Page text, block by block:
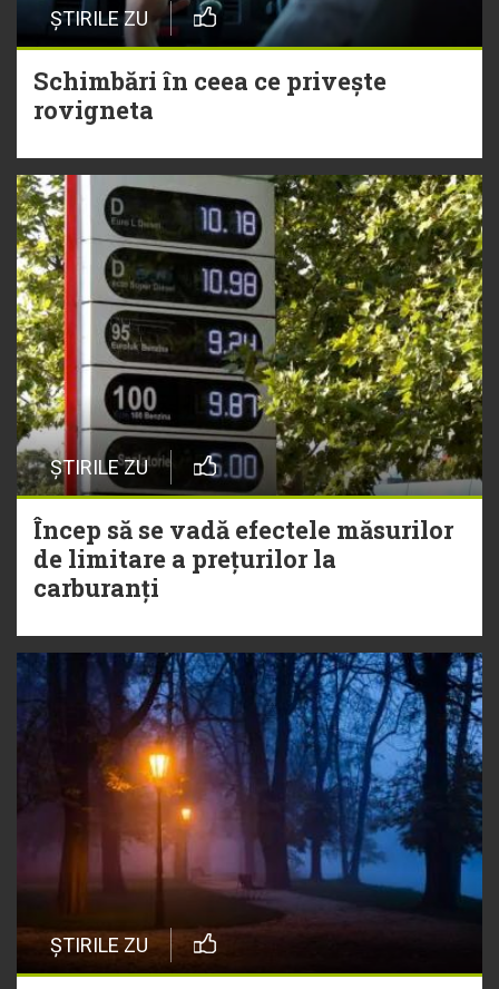
ȘTIRILE ZU
Schimbări în ceea ce privește
rovigneta
ȘTIRILE ZU
Încep să se vadă efectele măsurilor
de limitare a prețurilor la
carburanți
ȘTIRILE ZU